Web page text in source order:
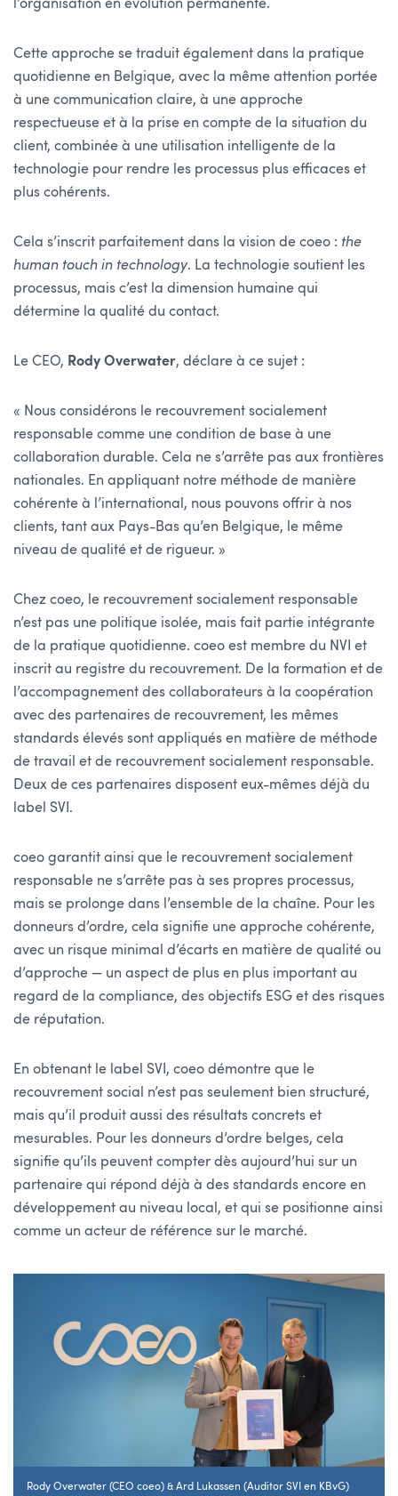
Cette approche se traduit également dans la pratique
quotidienne en Belgique, avec la même attention portée
à une communication claire, à une approche
respectueuse et à la prise en compte de la situation du
client, combinée à une utilisation intelligente de la
technologie pour rendre les processus plus efficaces et
plus cohérents.
Cela s’inscrit parfaitement dans la vision de coeo : the
human touch in technology. La technologie soutient les
processus, mais c’est la dimension humaine qui
détermine la qualité du contact.
Le CEO, Rody Overwater, déclare à ce sujet :
« Nous considérons le recouvrement socialement
responsable comme une condition de base à une
collaboration durable. Cela ne s’arrête pas aux frontières
nationales. En appliquant notre méthode de manière
cohérente à l’international, nous pouvons offrir à nos
clients, tant aux Pays-Bas qu’en Belgique, le même
niveau de qualité et de rigueur. »
Chez coeo, le recouvrement socialement responsable
n’est pas une politique isolée, mais fait partie intégrante
de la pratique quotidienne. coeo est membre du NVI et
inscrit au registre du recouvrement. De la formation et de
l’accompagnement des collaborateurs à la coopération
avec des partenaires de recouvrement, les mêmes
standards élevés sont appliqués en matière de méthode
de travail et de recouvrement socialement responsable.
Deux de ces partenaires disposent eux-mêmes déjà du
label SVI.
coeo garantit ainsi que le recouvrement socialement
responsable ne s’arrête pas à ses propres processus,
mais se prolonge dans l’ensemble de la chaîne. Pour les
donneurs d’ordre, cela signifie une approche cohérente,
avec un risque minimal d’écarts en matière de qualité ou
d’approche — un aspect de plus en plus important au
regard de la compliance, des objectifs ESG et des risques
de réputation.
En obtenant le label SVI, coeo démontre que le
recouvrement social n’est pas seulement bien structuré,
mais qu’il produit aussi des résultats concrets et
mesurables. Pour les donneurs d’ordre belges, cela
signifie qu’ils peuvent compter dès aujourd’hui sur un
partenaire qui répond déjà à des standards encore en
développement au niveau local, et qui se positionne ainsi
comme un acteur de référence sur le marché.
Rody Overwater (CEO coeo) & Ard Lukassen (Auditor SVI en KBvG)